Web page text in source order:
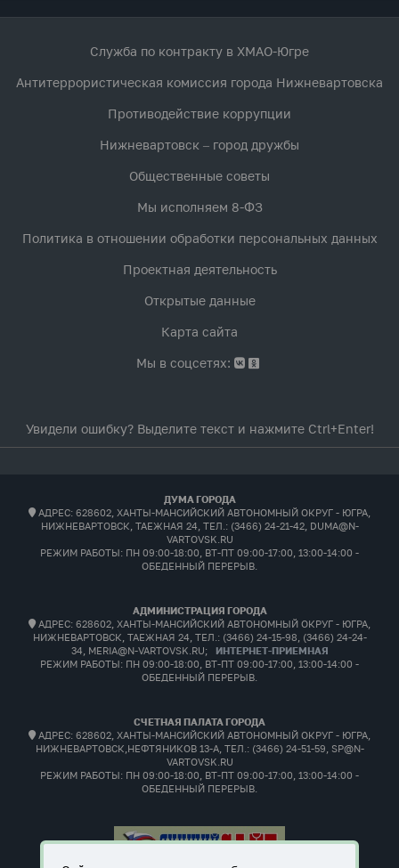
Служба по контракту в ХМАО-Югре
Антитеррористическая комиссия города Нижневартовска
Противодействие коррупции
Нижневартовск – город дружбы
Общественные советы
Мы исполняем 8-ФЗ
Политика в отношении обработки персональных данных
Проектная деятельность
Открытые данные
Карта сайта
Мы в соцсетях:
Увидели ошибку? Выделите текст и нажмите Ctrl+Enter!
ДУМА ГОРОДА
АДРЕС: 628602, ХАНТЫ-МАНСИЙСКИЙ АВТОНОМНЫЙ ОКРУГ - ЮГРА,
НИЖНЕВАРТОВСК, ТАЕЖНАЯ 24, ТЕЛ.: (3466) 24-21-42, DUMA@N-
VARTOVSK.RU
РЕЖИМ РАБОТЫ: ПН 09:00-18:00, ВТ-ПТ 09:00-17:00, 13:00-14:00 -
ОБЕДЕННЫЙ ПЕРЕРЫВ.
АДМИНИСТРАЦИЯ ГОРОДА
АДРЕС: 628602, ХАНТЫ-МАНСИЙСКИЙ АВТОНОМНЫЙ ОКРУГ - ЮГРА,
НИЖНЕВАРТОВСК, ТАЕЖНАЯ 24, ТЕЛ.: (3466) 24-15-98, (3466) 24-24-
34, MERIA@N-VARTOVSK.RU;
ИНТЕРНЕТ-ПРИЕМНАЯ
РЕЖИМ РАБОТЫ: ПН 09:00-18:00, ВТ-ПТ 09:00-17:00, 13:00-14:00 -
ОБЕДЕННЫЙ ПЕРЕРЫВ.
СЧЕТНАЯ ПАЛАТА ГОРОДА
АДРЕС: 628602, ХАНТЫ-МАНСИЙСКИЙ АВТОНОМНЫЙ ОКРУГ - ЮГРА,
НИЖНЕВАРТОВСК,НЕФТЯНИКОВ 13-А, ТЕЛ.: (3466) 24-51-59, SP@N-
VARTOVSK.RU
РЕЖИМ РАБОТЫ: ПН 09:00-18:00, ВТ-ПТ 09:00-17:00, 13:00-14:00 -
ОБЕДЕННЫЙ ПЕРЕРЫВ.